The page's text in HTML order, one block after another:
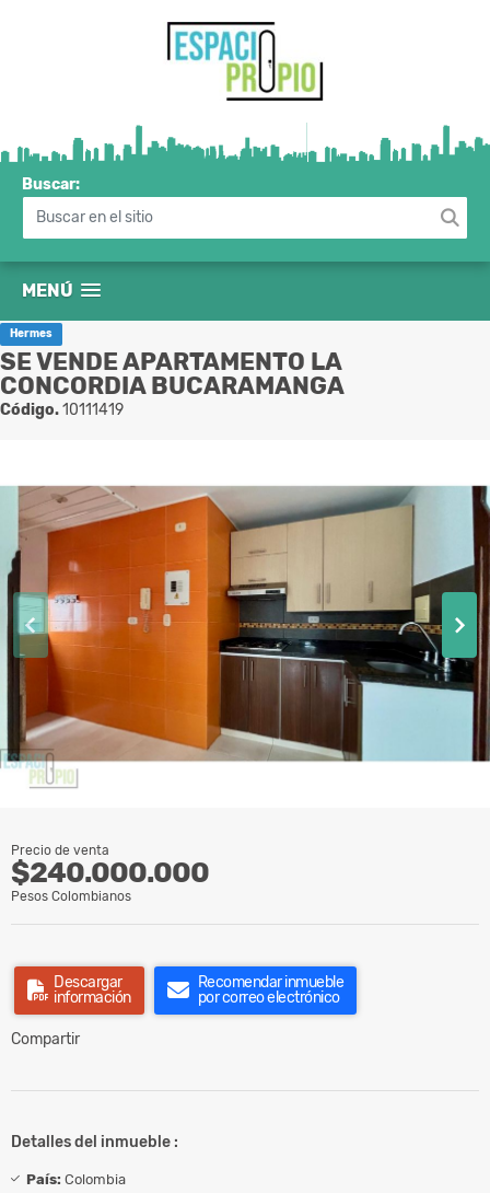
Buscar:
MENÚ
Hermes
SE VENDE APARTAMENTO LA
CONCORDIA BUCARAMANGA
Código.10111419
Precio de venta
$240.000.000
Pesos Colombianos
Descargar
información
Recomendar inmueble
por correo electrónico
Compartir
Detalles del inmueble :
País: Colombia